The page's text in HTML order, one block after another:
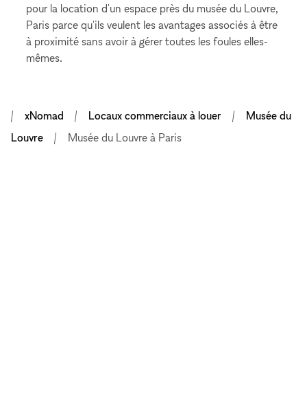
pour la location d'un espace près du musée du Louvre,
Paris parce qu'ils veulent les avantages associés à être
à proximité sans avoir à gérer toutes les foules elles-
mêmes.
xNomad Locaux commerciaux à louer
Musée du
Louvre
Musée du Louvre à Paris